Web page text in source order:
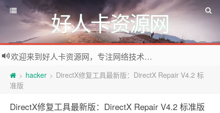
好人卡资源网
欢迎来到好人卡资源网，专注网络技术资源收集，我们不仅是网络资源的搬运工，也生产原创资源。寻找资源请留言或关注公众号:烈日下的男人
> hacker > DirectX修复工具最新版：DirectX Repair V4.2 标
准版
DirectX修复工具最新版：DirectX Repair V4.2 标准版